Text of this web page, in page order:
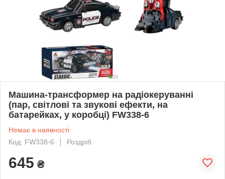
Машина-трансформер на радіокеруванні
(пар, світлові та звукові ефекти, на
батарейках, у коробці) FW338-6
Немає в наявності
Код: FW338-6
Роздріб
645 ₴